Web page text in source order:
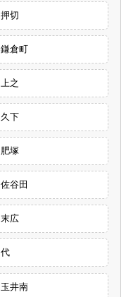
押切
鎌倉町
上之
久下
肥塚
佐谷田
末広
代
玉井南